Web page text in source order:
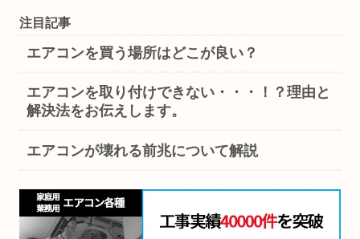
注目記事
エアコンを買う場所はどこが良い？
エアコンを取り付けできない・・・！？理由と
解決法をお伝えします。
エアコンが壊れる前兆について解説